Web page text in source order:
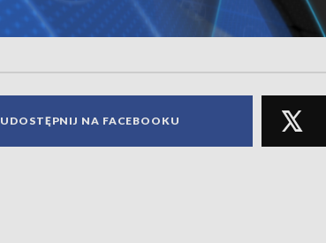
UDOSTĘPNIJ NA FACEBOOKU